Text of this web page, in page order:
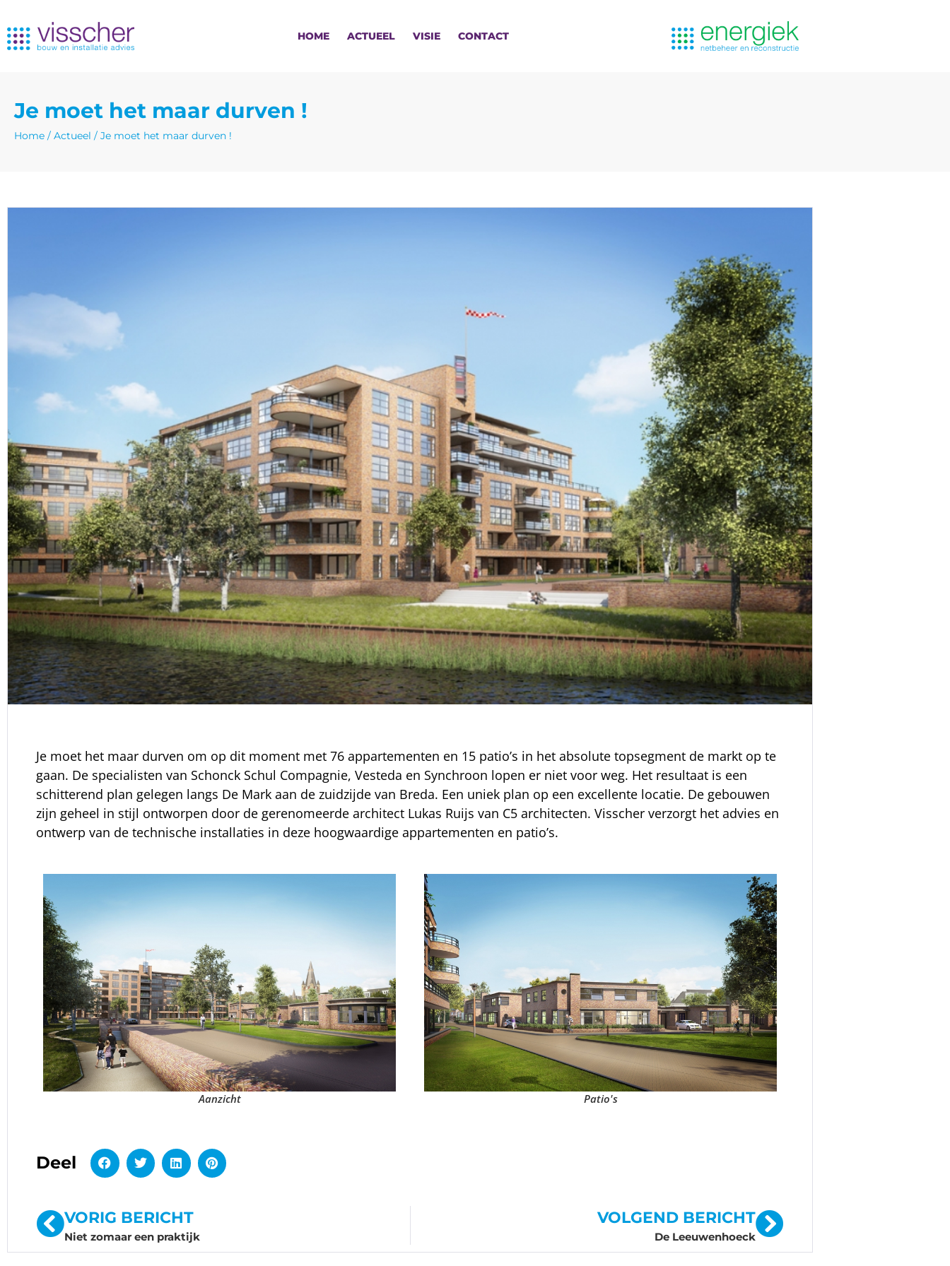
HOME ACTUEEL VISIE CONTACT
Je moet het maar durven !
Home / Actueel / Je moet het maar durven !
Je moet het maar durven om op dit moment met 76 appartementen en 15 patio’s in het absolute topsegment de markt op te
gaan. De specialisten van Schonck Schul Compagnie, Vesteda en Synchroon lopen er niet voor weg. Het resultaat is een
schitterend plan gelegen langs De Mark aan de zuidzijde van Breda. Een uniek plan op een excellente locatie. De gebouwen
zijn geheel in stijl ontworpen door de gerenomeerde architect Lukas Ruijs van C5 architecten. Visscher verzorgt het advies en
ontwerp van de technische installaties in deze hoogwaardige appartementen en patio’s.
Aanzicht Patio's
Deel
VORIG BERICHT
Niet zomaar een praktijk
VOLGEND BERICHT
De Leeuwenhoeck